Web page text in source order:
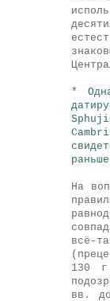
*
На
всё-
130
вв.